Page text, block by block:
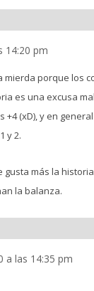
14:20 pm
mierda porque los
es una excusa
(xD), y en
y 2.
gusta más la
la balanza.
a las 14:35 pm